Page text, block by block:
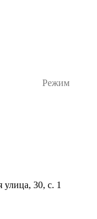
Режим
улица, 30, с. 1